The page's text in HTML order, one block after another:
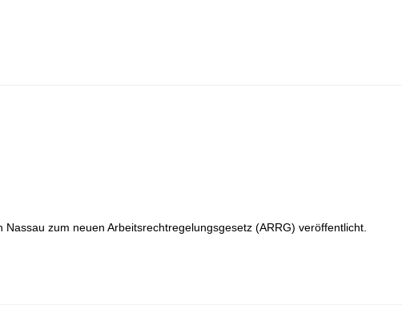
zum neuen Arbeitsrechtregelungsgesetz (ARRG) veröffentlicht.